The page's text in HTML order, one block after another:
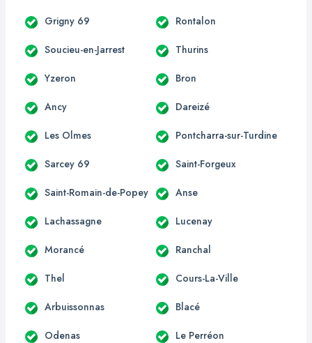
Grigny 69 Rontalon
Soucieu-en-Jarrest Thurins
Yzeron Bron
Ancy Dareizé
Les Olmes Pontcharra-sur-Turdine
Sarcey 69 Saint-Forgeux
Saint-Romain-de-Popey Anse
Lachassagne Lucenay
Morancé Ranchal
Thel Cours-La-Ville
Arbuissonnas Blacé
Odenas Le Perréon